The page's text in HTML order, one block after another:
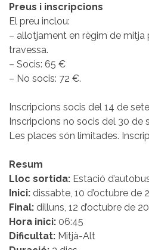
Preus i inscripcions
El preu inclou:
– allotjament en règim de mitja
travessa.
– Socis: 65 €
– No socis: 72 €.
Inscripcions socis del 14 de
Inscripcions no socis del 30 de
Les places són limitades.
Resum
Lloc sortida: Estació
Inici: dissabte, 10 d’octubre de
Final: dilluns, 12 d’octubre de
Hora inici: 06:45
Dificultat: Mitjà-Alt